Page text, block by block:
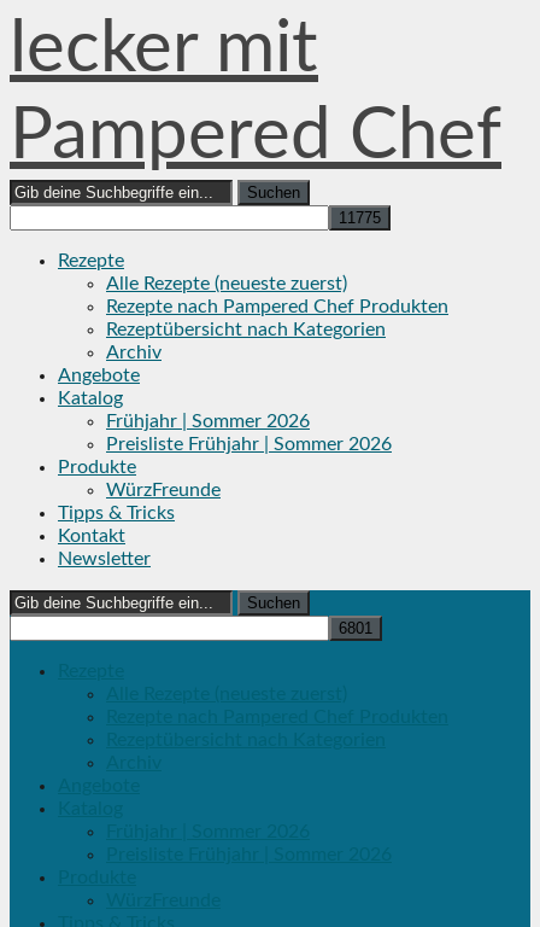
lecker mit
Pampered Chef
Search
for:
Rezepte
Alle Rezepte (neueste zuerst)
Rezepte nach Pampered Chef Produkten
Rezeptübersicht nach Kategorien
Archiv
Angebote
Katalog
Frühjahr | Sommer 2026
Preisliste Frühjahr | Sommer 2026
Produkte
WürzFreunde
Tipps & Tricks
Kontakt
Newsletter
Search
for: